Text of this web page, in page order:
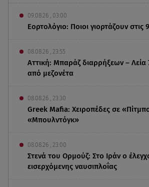
09.08.26 , 03:00
Εορτολόγιο: Ποιοι γιορτάζουν
08.08.26 , 23:55
Αττική: Μπαράζ διαρρήξεων –
από μεζονέτα
08.08.26 , 23:30
Greek Mafia: Χειροπέδες σε
«Μπουλντόγκ»
08.08.26 , 23:00
Στενά του Ορμούζ: Στο Ιράν ο
εισερχόμενης ναυσιπλοΐας